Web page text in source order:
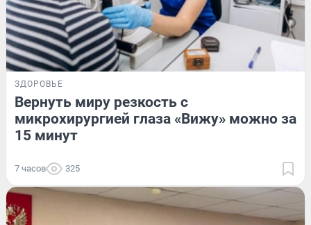
ЗДОРОВЬЕ
Вернуть миру резкость с
микрохирургией глаза «Вижу» можно за
15 минут
7 часов 325